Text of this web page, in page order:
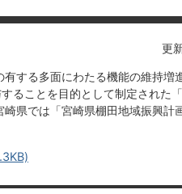
更
する多面にわたる機能の維持増
ることを目的として制定された「
県では「宮崎県棚田地域振興計